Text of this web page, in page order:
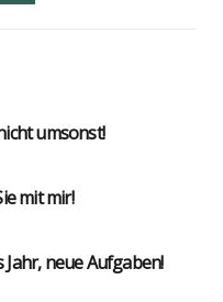
umsonst!
mit mir!
Jahr, neue Auf­ga­ben!